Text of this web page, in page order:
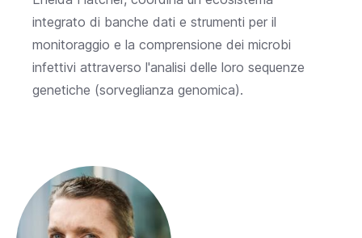
integrato di banche dati e strumenti per il
monitoraggio e la comprensione dei microbi
infettivi attraverso l'analisi delle loro sequenze
genetiche (sorveglianza genomica).